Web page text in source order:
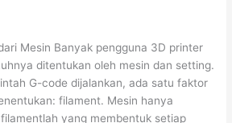
Mesin Banyak pengguna 3D printer
ditentukan oleh mesin dan setting.
G-code dijalankan, ada satu faktor
filament. Mesin hanya
yang membentuk setiap